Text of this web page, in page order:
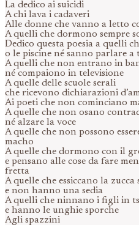
La dedico ai suicidi
A chi lava i cadaveri
Alle donne che vanno a letto
A quelli che dormono sempre
Dedico questa poesia a quelli
o le piscine né sanno parlare a
A quelli che non entrano in
né compaiono in televisione
A quelle delle scuole serali
che ricevono dichiarazioni
Ai poeti che non cominciano
A quelle che non osano
né alzare la voce
A quelle che non possono
macho
A quelle che dormono con il
e pensano alle cose da fare
fretta
A quelle che essiccano la
e non hanno una sedia
A quelli che ninnano i figli in
e hanno le unghie sporche
Agli spazzini